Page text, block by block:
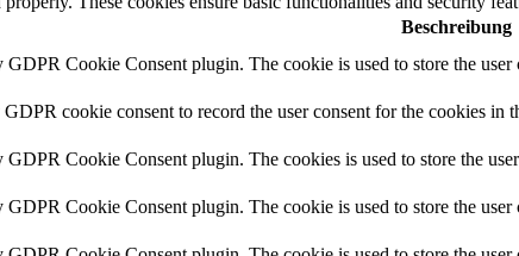
Beschreibung
GDPR Cookie Consent plugin. The cookie is used to store the
cookie consent to record the user consent for the cookies in
GDPR Cookie Consent plugin. The cookies is used to store the
GDPR Cookie Consent plugin. The cookie is used to store the